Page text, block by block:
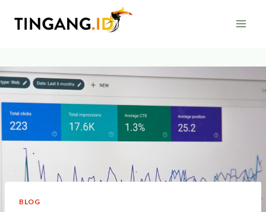
BLOG